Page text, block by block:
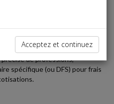
DFS : LES TAUX 2025
de professions,
spécifique (ou DFS) pour frais
Acceptez et continuez